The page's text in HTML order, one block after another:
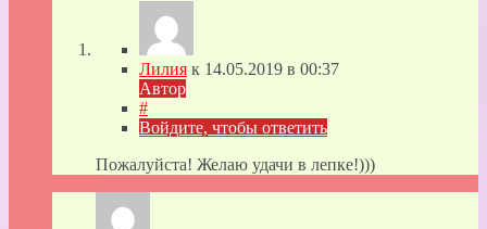
Лилия к 14.05.2019 в 00:37
Автор
#
Войдите, чтобы ответить
Пожалуйста! Желаю удачи в лепке!)))